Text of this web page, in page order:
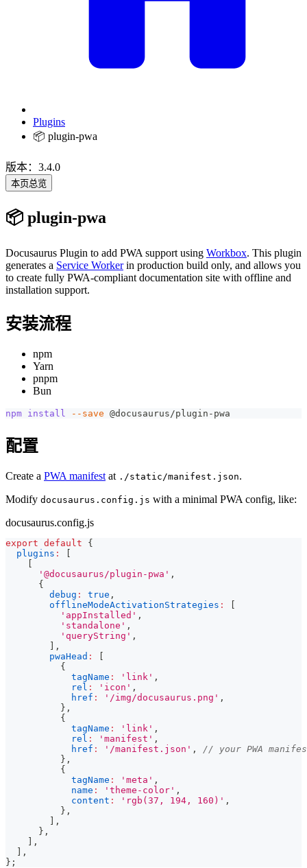
Plugins
📦 plugin-pwa
版本：3.4.0
本页总览
📦 plugin-pwa
Docusaurus Plugin to add PWA support using Workbox. This plugin
generates a Service Workerin production build only, and allows you
to create fully PWA-compliant documentation site with offline and
installation support.
安装流程
npm
Yarn
pnpm
Bun
npm install --save @docusaurus/plugin-pwa
配置
Create a PWA manifest at ./static/manifest.json.
Modify docusaurus.config.js with a minimal PWA config, like:
docusaurus.config.js
export default
{
plugins :
[
[
'@docusaurus/plugin-pwa' ,
{
debug : true ,
offlineModeActivationStrategies :
[
'appInstalled' ,
'standalone' ,
'queryString' ,
] ,
pwaHead :
[
{
tagName : 'link' ,
rel : 'icon' ,
href : '/img/docusaurus.png' ,
} ,
{
tagName : 'link' ,
rel : 'manifest' ,
href : '/manifest.json' ,
// your PWA
} ,
{
tagName : 'meta' ,
name : 'theme-color' ,
content : 'rgb(37, 194, 160)' ,
} ,
] ,
} ,
] ,
] ,
} ;